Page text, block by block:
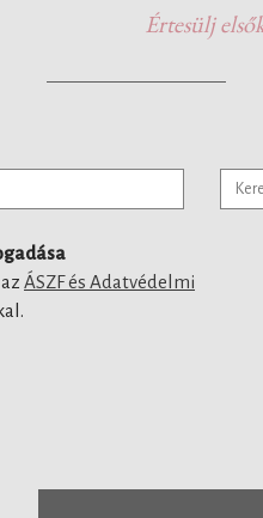
Értesülj
ÁSZF és Adatvédelmi